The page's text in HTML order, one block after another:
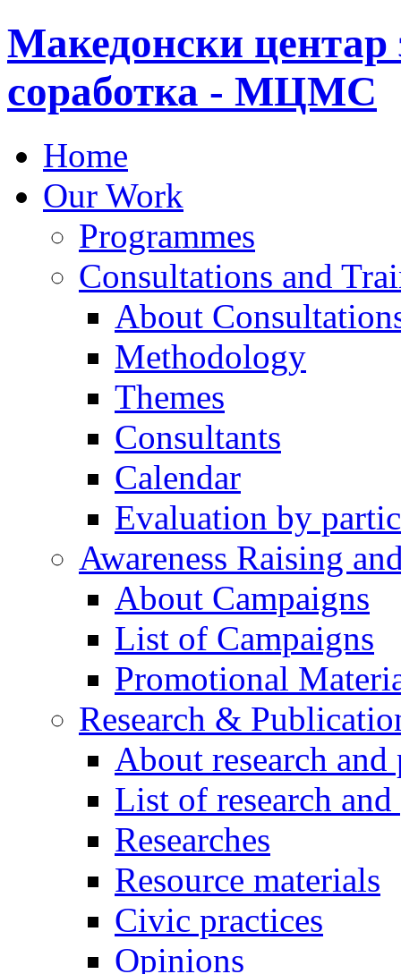
Македонски центар
соработка - МЦМС
Home
Our Work
Programmes
Consultations and
About
Methodology
Themes
Consultants
Calendar
Evaluation by
Awareness Raising
About Campaigns
List of Campaigns
Promotional
Research &
About research
List of research
Researches
Resource materials
Civic practices
Opinions